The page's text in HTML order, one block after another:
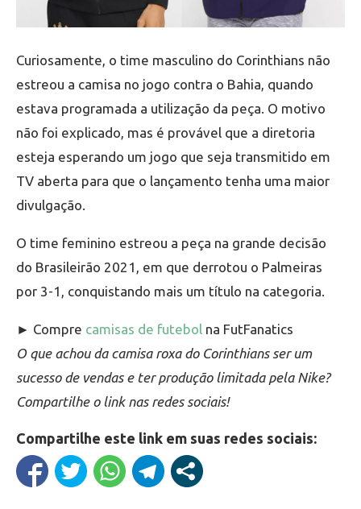
Curiosamente, o time masculino do Corinthians não
estreou a camisa no jogo contra o Bahia, quando
estava programada a utilização da peça. O motivo
não foi explicado, mas é provável que a diretoria
esteja esperando um jogo que seja transmitido em
TV aberta para que o lançamento tenha uma maior
divulgação.
O time feminino estreou a peça na grande decisão
do Brasileirão 2021, em que derrotou o Palmeiras
por 3-1, conquistando mais um título na categoria.
► Compre camisas de futebol na FutFanatics
O que achou da camisa roxa do Corinthians ser um
sucesso de vendas e ter produção limitada pela Nike?
Compartilhe o link nas redes sociais!
Compartilhe este link em suas redes sociais: